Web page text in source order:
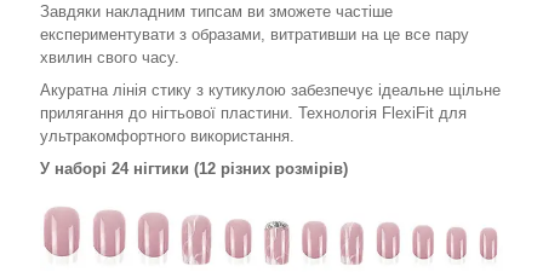
Завдяки накладним типсам ви зможете частіше
експериментувати з образами, витративши на це все пару
хвилин свого часу.
Акуратна лінія стику з кутикулою забезпечує ідеальне щільне
прилягання до нігтьової пластини. Технологія FlexiFit для
ультракомфортного використання.
У наборі 24 нігтики (12 різних розмірів)